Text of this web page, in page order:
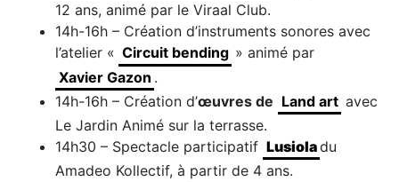
12 ans, animé par le Viraal Club.
14h-16h – Création d’instruments sonores avec
l’atelier « Circuit bending » animé par
Xavier Gazon .
14h-16h – Création d’œuvres de Land art avec
Le Jardin Animé sur la terrasse.
14h30 – Spectacle participatif Lusioladu
Amadeo Kollectif, à partir de 4 ans.